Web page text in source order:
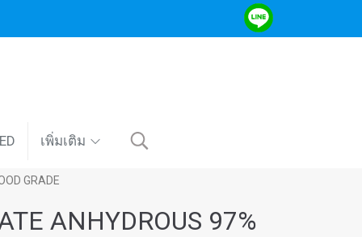
เพิ่มเติม
GRADE
ANHYDROUS 97%